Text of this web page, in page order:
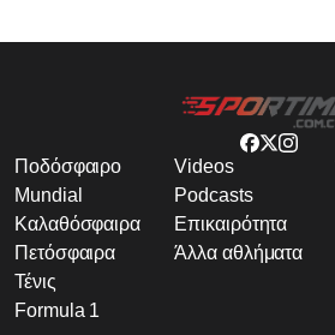
Ποδόσφαιρο
Mundial
Καλαθόσφαιρα
Πετόσφαιρα
Τένις
Formula 1
Videos
Podcasts
Επικαιρότητα
Άλλα αθλήματα